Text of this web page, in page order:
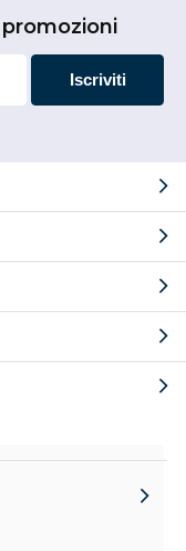
Iscriviti